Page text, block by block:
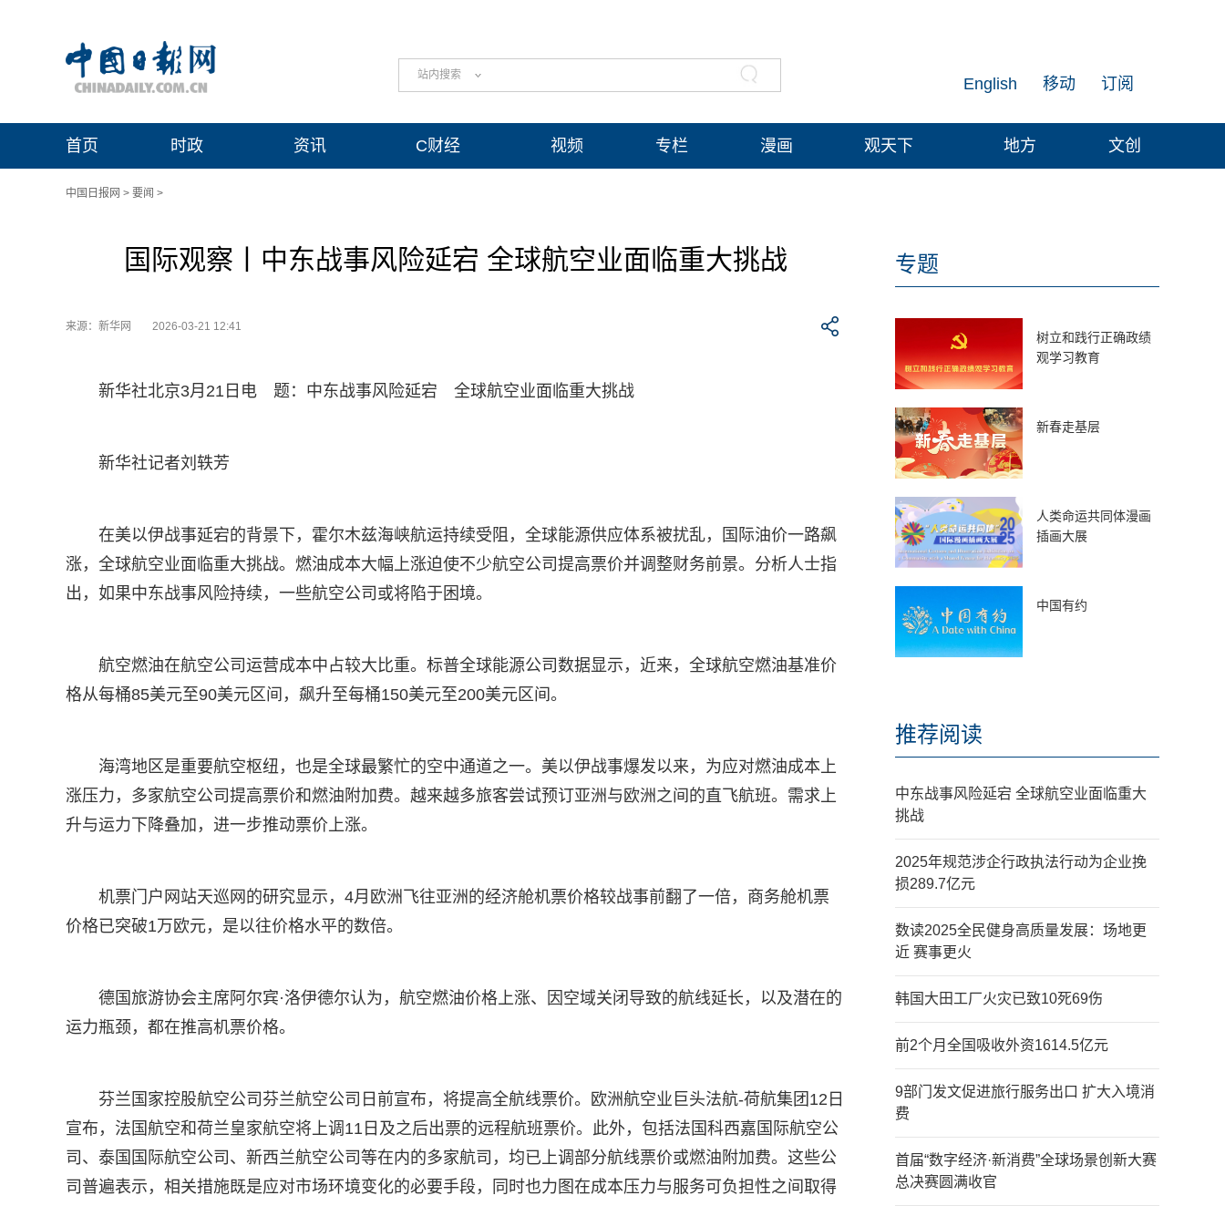
站内搜索 订阅
移动
English
首页 时政 资讯 C财经 视频 专栏 漫画 观天下 地方 文创
中国日报网 > 要闻 >
国际观察丨中东战事风险延宕 全球航空业面临重大挑战
来源：新华网 2026-03-21 12:41
新华社北京3月21日电 题：中东战事风险延宕 全球航空业面临重大挑战
新华社记者刘轶芳
在美以伊战事延宕的背景下，霍尔木兹海峡航运持续受阻，全球能源供应体系被扰乱，国际油价一路飙
涨，全球航空业面临重大挑战。燃油成本大幅上涨迫使不少航空公司提高票价并调整财务前景。分析人士指
出，如果中东战事风险持续，一些航空公司或将陷于困境。
航空燃油在航空公司运营成本中占较大比重。标普全球能源公司数据显示，近来，全球航空燃油基准价
格从每桶85美元至90美元区间，飙升至每桶150美元至200美元区间。
海湾地区是重要航空枢纽，也是全球最繁忙的空中通道之一。美以伊战事爆发以来，为应对燃油成本上
涨压力，多家航空公司提高票价和燃油附加费。越来越多旅客尝试预订亚洲与欧洲之间的直飞航班。需求上
升与运力下降叠加，进一步推动票价上涨。
机票门户网站天巡网的研究显示，4月欧洲飞往亚洲的经济舱机票价格较战事前翻了一倍，商务舱机票
价格已突破1万欧元，是以往价格水平的数倍。
德国旅游协会主席阿尔宾·洛伊德尔认为，航空燃油价格上涨、因空域关闭导致的航线延长，以及潜在的
运力瓶颈，都在推高机票价格。
芬兰国家控股航空公司芬兰航空公司日前宣布，将提高全航线票价。欧洲航空业巨头法航-荷航集团12日
宣布，法国航空和荷兰皇家航空将上调11日及之后出票的远程航班票价。此外，包括法国科西嘉国际航空公
司、泰国国际航空公司、新西兰航空公司等在内的多家航司，均已上调部分航线票价或燃油附加费。这些公
司普遍表示，相关措施既是应对市场环境变化的必要手段，同时也力图在成本压力与服务可负担性之间取得
专题
树立和践行正确政绩
观学习教育
新春走基层
人类命运共同体漫画
插画大展
中国有约
推荐阅读
中东战事风险延宕 全球航空业面临重大
挑战
2025年规范涉企行政执法行动为企业挽
损289.7亿元
数读2025全民健身高质量发展：场地更
近 赛事更火
韩国大田工厂火灾已致10死69伤
前2个月全国吸收外资1614.5亿元
9部门发文促进旅行服务出口 扩大入境消
费
首届“数字经济·新消费”全球场景创新大赛
总决赛圆满收官